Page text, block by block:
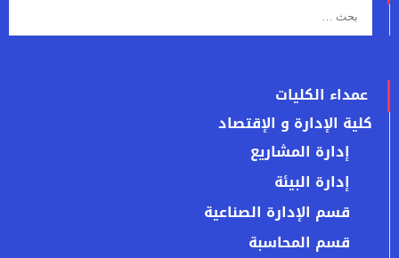
عمداء الكليات
كلية الإدارة و الإقتصاد
إدارة المشاريع
إدارة البيئة
قسم الإدارة الصناعية
قسم المحاسبة